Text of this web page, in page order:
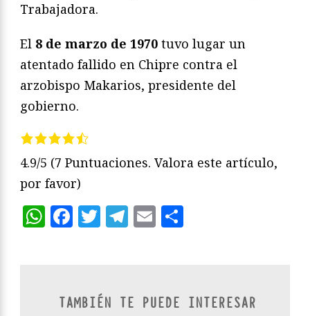
Trabajadora.
El 8 de marzo de 1970 tuvo lugar un
atentado fallido en Chipre contra el
arzobispo Makarios, presidente del
gobierno.
4.9/5 (7 Puntuaciones. Valora este artículo,
por favor)
WhatsApp
Facebook
Twitter
Telegram
Email
TAMBIÉN TE PUEDE INTERESAR